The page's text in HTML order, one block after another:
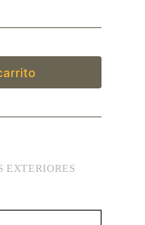
EXTERIORES